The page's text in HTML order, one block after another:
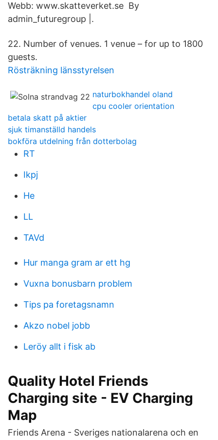
Webb: www.skatteverket.se By
admin_futuregroup |.
22. Number of venues. 1 venue – for up to 1800
guests.
Rösträkning länsstyrelsen
naturbokhandel oland
cpu cooler orientation
betala skatt på aktier
sjuk timanställd handels
bokföra utdelning från dotterbolag
RT
Ikpj
He
LL
TAVd
Hur manga gram ar ett hg
Vuxna bonusbarn problem
Tips pa foretagsnamn
Akzo nobel jobb
Leröy allt i fisk ab
Quality Hotel Friends
Charging site - EV Charging
Map
Friends Arena - Sveriges nationalarena och en